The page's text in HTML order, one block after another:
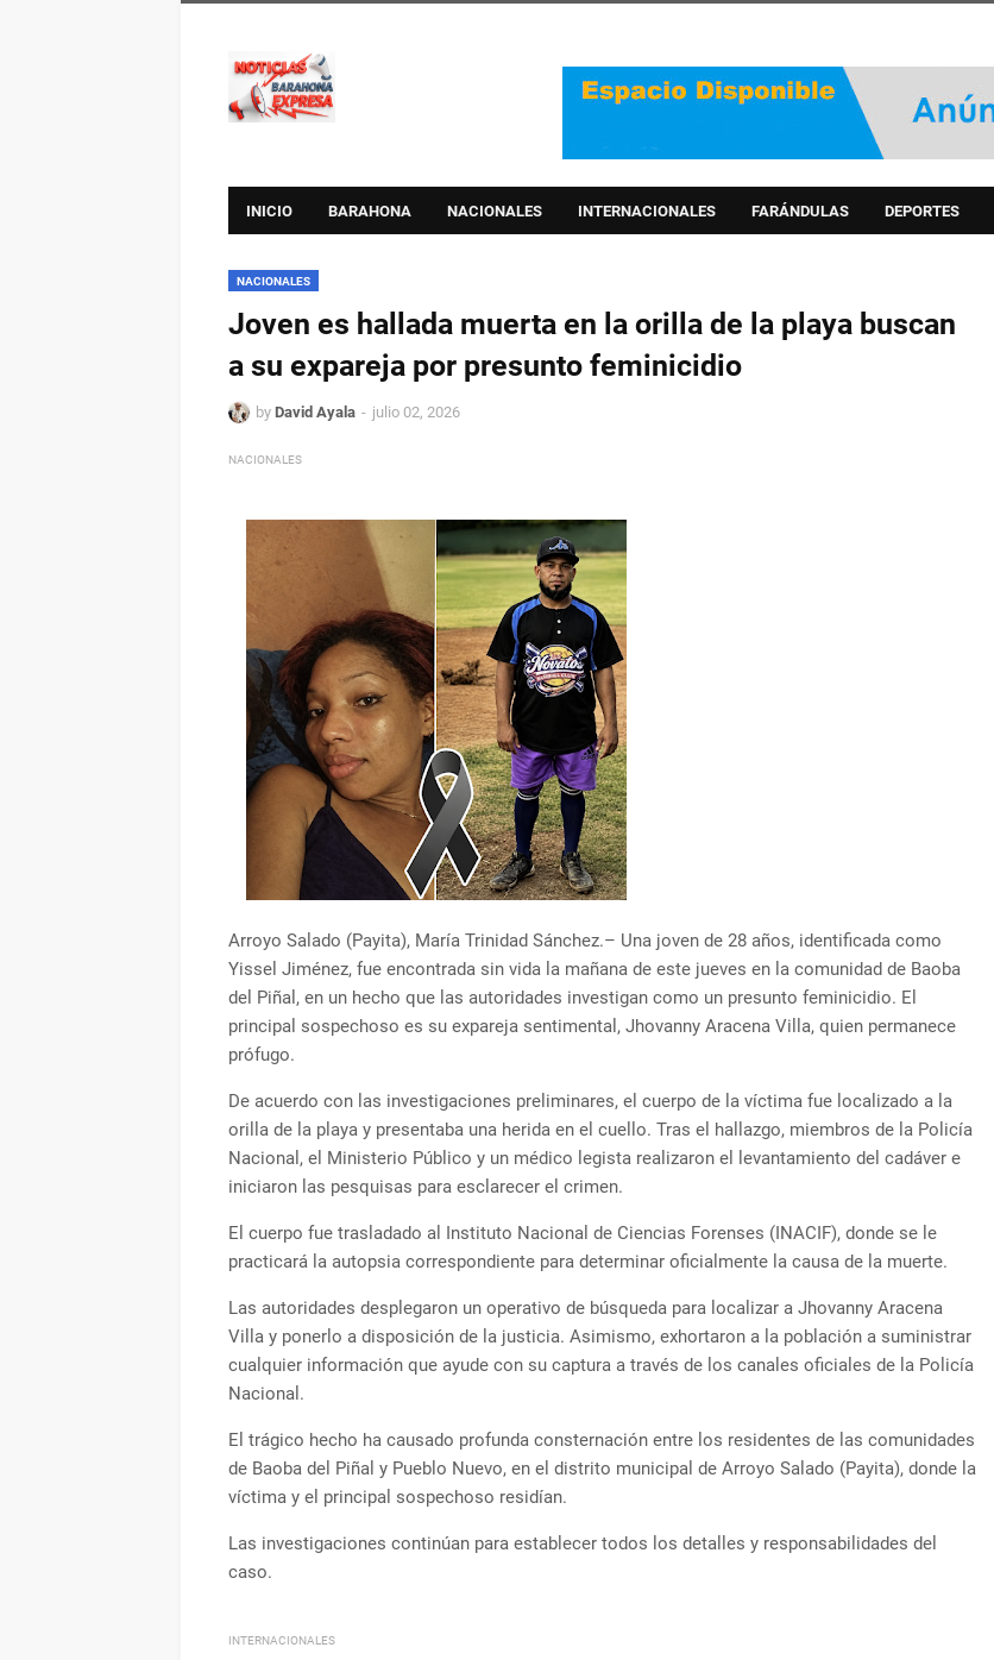
INICIO BARAHONA NACIONALES INTERNACIONALES FARÁNDULAS DEPORTES
NACIONALES
Joven es hallada muerta en la orilla de la playa buscan
a su expareja por presunto feminicidio
by David Ayala julio 02, 2026
NACIONALES
Arroyo Salado (Payita), María Trinidad Sánchez.– Una joven de 28 años, identificada como
Yissel Jiménez, fue encontrada sin vida la mañana de este jueves en la comunidad de Baoba
del Piñal, en un hecho que las autoridades investigan como un presunto feminicidio. El
principal sospechoso es su expareja sentimental, Jhovanny Aracena Villa, quien permanece
prófugo.
De acuerdo con las investigaciones preliminares, el cuerpo de la víctima fue localizado a la
orilla de la playa y presentaba una herida en el cuello. Tras el hallazgo, miembros de la Policía
Nacional, el Ministerio Público y un médico legista realizaron el levantamiento del cadáver e
iniciaron las pesquisas para esclarecer el crimen.
El cuerpo fue trasladado al Instituto Nacional de Ciencias Forenses (INACIF), donde se le
practicará la autopsia correspondiente para determinar oficialmente la causa de la muerte.
Las autoridades desplegaron un operativo de búsqueda para localizar a Jhovanny Aracena
Villa y ponerlo a disposición de la justicia. Asimismo, exhortaron a la población a suministrar
cualquier información que ayude con su captura a través de los canales oficiales de la Policía
Nacional.
El trágico hecho ha causado profunda consternación entre los residentes de las comunidades
de Baoba del Piñal y Pueblo Nuevo, en el distrito municipal de Arroyo Salado (Payita), donde la
víctima y el principal sospechoso residían.
Las investigaciones continúan para establecer todos los detalles y responsabilidades del
caso.
INTERNACIONALES